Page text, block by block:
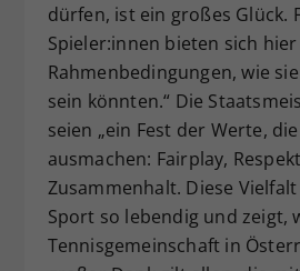
dürfen, ist ein großes Glück.
Spieler:innen bieten sich hier
Rahmenbedingungen, wie
sein könnten.“ Die
seien „ein Fest der Werte,
ausmachen: Fairplay,
Zusammenhalt. Diese
Sport so lebendig und zeigt,
Tennisgemeinschaft in